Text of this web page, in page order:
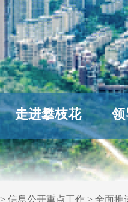
走进攀枝花 领
信息公开重点工作> 全面推